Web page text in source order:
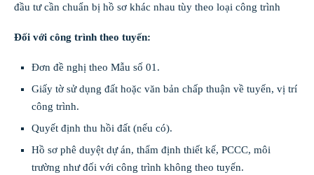
đầu tư cần chuẩn bị hồ sơ khác nhau tùy theo loại công trình
Đối với công trình theo tuyến:
Đơn đề nghị theo Mẫu số 01.
Giấy tờ sử dụng đất hoặc văn bản chấp thuận về tuyến, vị trí
công trình.
Quyết định thu hồi đất (nếu có).
Hồ sơ phê duyệt dự án, thẩm định thiết kế, PCCC, môi
trường như đối với công trình không theo tuyến.